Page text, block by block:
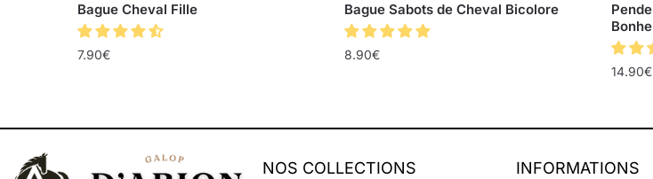
Bague Cheval Fille
7.90€
Bague Sabots de Cheval Bicolore
8.90€
14.90€
NOS COLLECTIONS INFORMATIONS